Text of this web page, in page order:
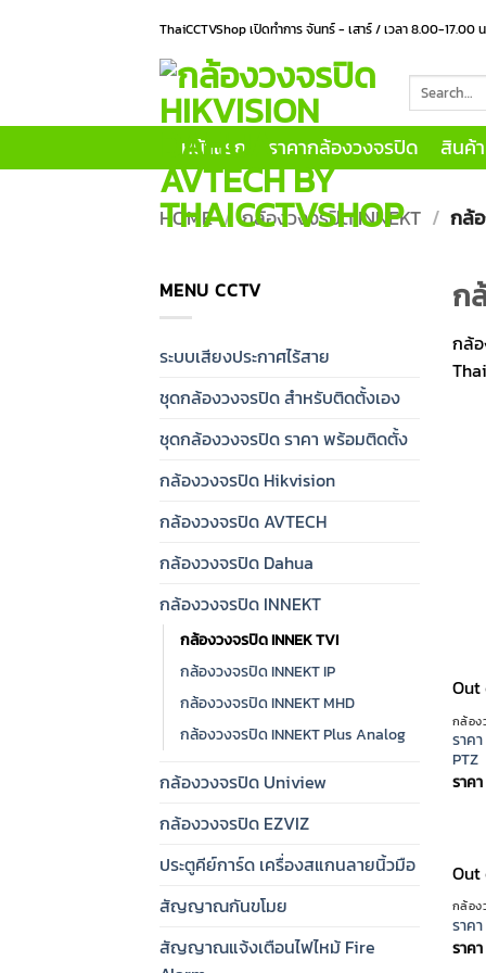
ThaiCCTVShop เปิดทำการ จันทร์ - เสาร์ / เวลา 8.00-
for:
หน้าแรก ราคากล้องวงจรปิด สินค้
HOME / กล้องวงจรปิด INNEKT / กล้
MENU CCTV
ระบบเสียงประกาศไร้สาย
ชุดกล้องวงจรปิด สำหรับติดตั้งเอง
ชุดกล้องวงจรปิด ราคา พร้อมติดตั้ง
กล้องวงจรปิด Hikvision
กล้องวงจรปิด AVTECH
กล้องวงจรปิด Dahua
กล้องวงจรปิด INNEKT
กล้องวงจรปิด INNEK TVI
กล้องวงจรปิด INNEKT IP
กล้องวงจรปิด INNEKT MHD
กล้องวงจรปิด INNEKT Plus Analog
กล้องวงจรปิด Uniview
กล้องวงจรปิด EZVIZ
ประตูคีย์การ์ด เครื่องสแกนลายนิ้วมือ
สัญญาณกันขโมย
สัญญาณแจ้งเตือนไฟไหม้ Fire
ก
กล้อ
Out
กล้อง
ราค
PTZ
ราคา
Out
กล้อง
ราค
ราคา